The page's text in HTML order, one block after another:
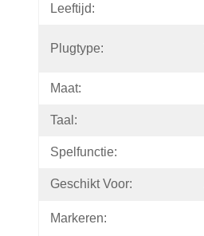
Leeftijd:
Plugtype:
Maat:
Taal:
Spelfunctie:
Geschikt Voor:
Markeren: